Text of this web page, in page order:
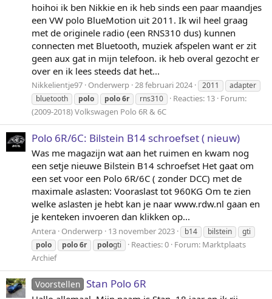
hoihoi ik ben Nikkie en ik heb sinds een paar maandjes
een VW polo BlueMotion uit 2011. Ik wil heel graag
met de originele radio (een RNS310 dus) kunnen
connecten met Bluetooth, muziek afspelen want er zit
geen aux gat in mijn telefoon. ik heb overal gezocht er
over en ik lees steeds dat het...
Nikkelientje97 Onderwerp 28 februari 2024 2011
adapter
bluetooth
polo polo6r rns310 Reacties: 13 Forum:
(2009-2018) Volkswagen Polo 6R & 6C
Polo 6R/6C: Bilstein B14 schroefset ( nieuw)
Was me magazijn wat aan het ruimen en kwam nog
een setje nieuwe Bilstein B14 schroefset Het gaat om
een set voor een Polo 6R/6C ( zonder DCC) met de
maximale aslasten: Vooraslast tot 960KG Om te zien
welke aslasten je hebt kan je naar www.rdw.nl gaan en
je kenteken invoeren dan klikken op...
Antera Onderwerp 13 november 2023 b14 bilstein
gti
polo
polo6r pologti Reacties: 0 Forum: Marktplaats
Archief
Voorstellen Stan Polo 6R